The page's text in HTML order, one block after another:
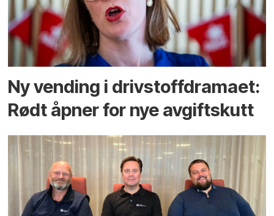
Ny vending i drivstoffdramaet:
Rødt åpner for nye avgiftskutt